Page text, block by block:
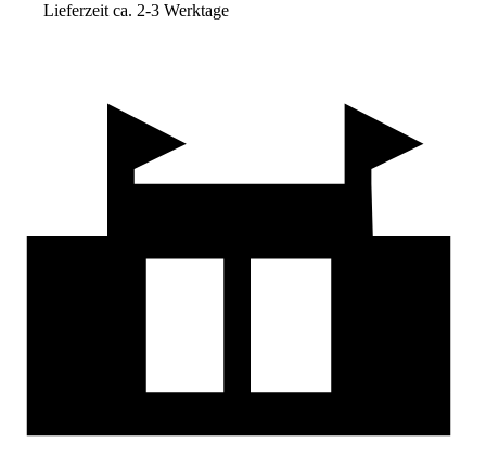
Lieferzeit ca. 2-3 Werktage